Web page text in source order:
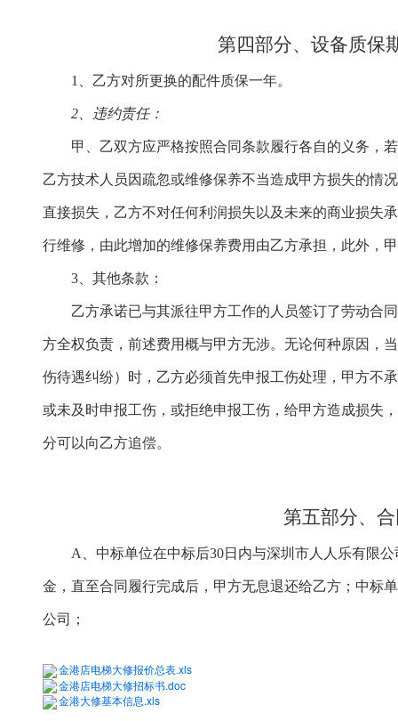
第四部分、设备质保
1、乙方对所更换的配件质保一年。
2、 违约责任：
甲、乙双方应严格按照合同条款履行各自的义务，
乙方技术人员因疏忽或维修保养不当造成甲方损失的情
直接损失，乙方不对任何利润损失以及未来的商业损失
行维修 ，由此增加的维修保养费用由乙方承担，此外，
3、其他条款：
乙方承诺已与其派往甲方工作的人员签订了劳动合
方全权负责，前述费用概与甲方无涉。无论何种原因，
伤待遇纠纷）时，乙方必须首先申报工伤处理，甲方不
或未及时申报工伤，或拒绝申报工伤，给甲方造成损失
分可以向乙方追偿。
第五部分、
A 中标单位在中标后30日内与深圳市人人乐有限公
金，直至合同履行完成后，甲方无息退还给乙方； 中标
公司 ；
金港店电梯大修报价总表.xls
金港店电梯大修招标书.doc
金港大修基本信息.xls